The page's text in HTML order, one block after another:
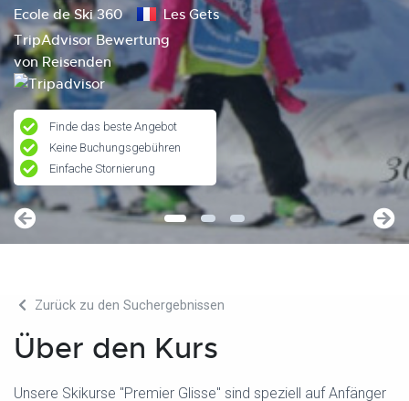
Ecole de Ski 360
Les Gets
TripAdvisor Bewertung
von Reisenden
Finde das beste Angebot
Keine Buchungsgebühren
Einfache Stornierung
Zurück zu den Suchergebnissen
Über den Kurs
Unsere Skikurse "Premier Glisse" sind speziell auf Anfänger